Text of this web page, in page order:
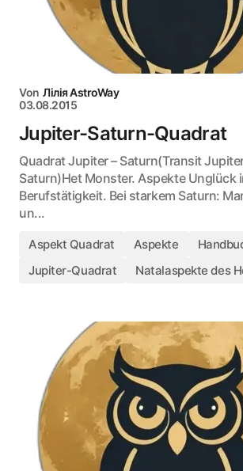
Von Лілія AstroWay
03.08.2015
Jupiter-Saturn-Quadrat
Quadrat Jupiter – Saturn(Transit
Saturn)Het Monster. Aspekte Unglück
Berufstätigkeit. Bei starkem Saturn:
un...
Aspekt Quadrat Aspekte
Jupiter-Quadrat
Natalaspekte des